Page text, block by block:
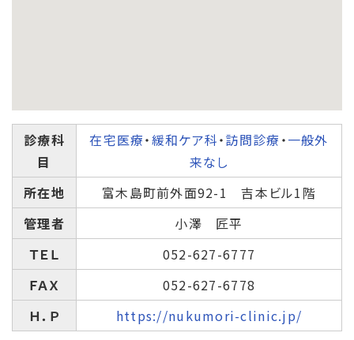
診療科
目
在宅医療・緩和ケア科・訪問診療 ・一般外
来なし
所在地
富木島町前外面92-1 吉本ビル1階
管理者
小澤 匠平
ＴＥＬ
052-627-6777
ＦＡＸ
052-627-6778
Ｈ．Ｐ
https://nukumori-clinic.jp/